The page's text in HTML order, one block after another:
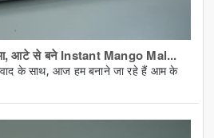
आटे से बने Instant Mango Mal...
के साथ, आज हम बनाने जा रहे हैं आम के